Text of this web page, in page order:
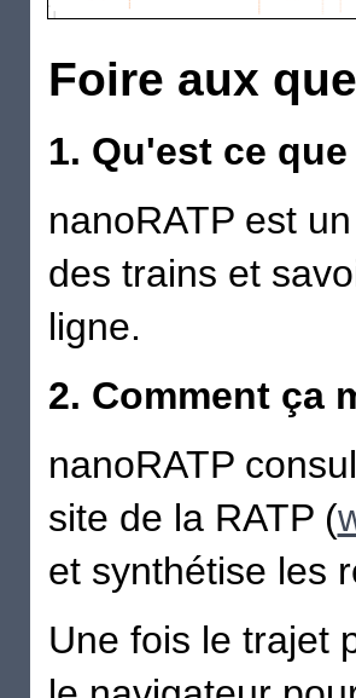
Foire aux
1. Qu'est ce
nanoRATP est
des trains et
ligne.
2. Comment ça
nanoRATP
site de la RATP (
et synthétise les
Une fois le trajet